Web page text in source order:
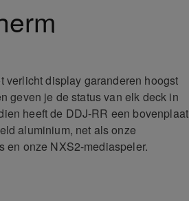
verlicht display garanderen hoogst
geven je de status van elk deck in
heeft de DDJ-RR een bovenplaat
aluminium, net als onze
en onze NXS2-mediaspeler.